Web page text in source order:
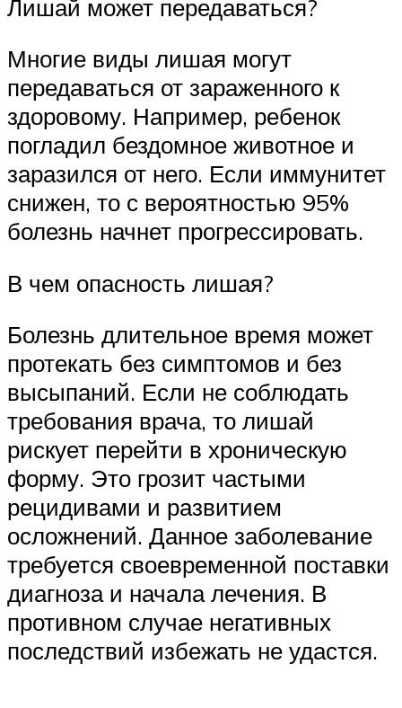
Лишай может передаваться?
Многие виды лишая могут
передаваться от зараженного к
здоровому. Например, ребенок
погладил бездомное животное и
заразился от него. Если иммунитет
снижен, то с вероятностью 95%
болезнь начнет прогрессировать.
В чем опасность лишая?
Болезнь длительное время может
протекать без симптомов и без
высыпаний. Если не соблюдать
требования врача, то лишай
рискует перейти в хроническую
форму. Это грозит частыми
рецидивами и развитием
осложнений. Данное заболевание
требуется своевременной поставки
диагноза и начала лечения. В
противном случае негативных
последствий избежать не удастся.